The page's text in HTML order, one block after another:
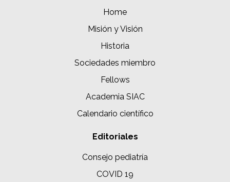
Home
Misión y Visión
Historia
Sociedades miembro
Fellows
Academia SIAC
Calendario científico
Editoriales
Consejo pediatría
COVID 19